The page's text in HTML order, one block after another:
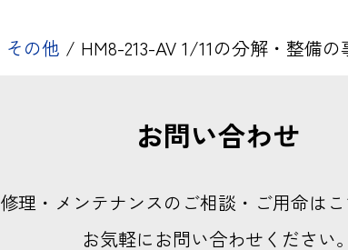
その他 / HM8-213-AV 1/11の分解・整備の
お問い合わせ
修理・メンテナンスのご相談・ご用命はこ
お気軽にお問い合わせください。